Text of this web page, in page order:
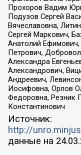
Прохоров Вадим
Подузов Сергей
Вячеславовна,
Сергей Маркович,
Анатолий
Петрович,
Александра
Александрович,
Андреевич,
Иосифовна, Орлов
Федоровна, Резник
Константинович
Источник:
http://
данные на